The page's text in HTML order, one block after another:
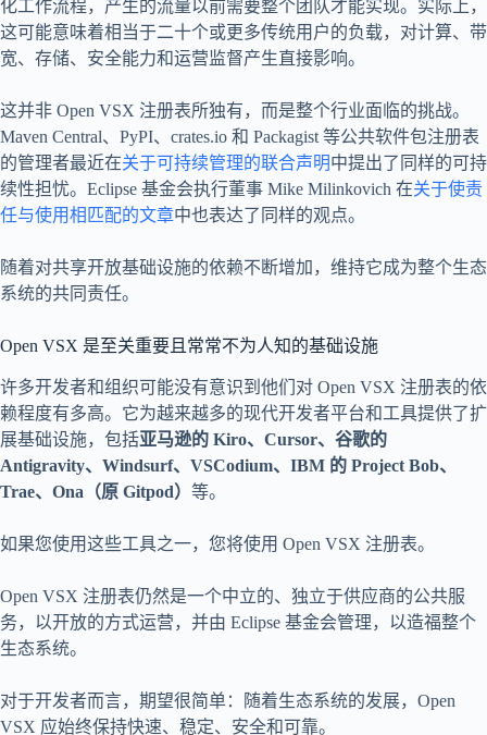
化工作流程，产生的流量以前需要整个团队才能实现。实际上，
这可能意味着相当于二十个或更多传统用户的负载，对计算、带
宽、存储、安全能力和运营监督产生直接影响。
这并非 Open VSX 注册表所独有，而是整个行业面临的挑战。
Maven Central、PyPI、crates.io 和 Packagist 等公共软件包注册表
的管理者最近在关于可持续管理的联合声明中提出了同样的可持
续性担忧。Eclipse 基金会执行董事 Mike Milinkovich 在关于使责
任与使用相匹配的文章中也表达了同样的观点。
随着对共享开放基础设施的依赖不断增加，维持它成为整个生态
系统的共同责任。
Open VSX 是至关重要且常常不为人知的基础设施
许多开发者和组织可能没有意识到他们对 Open VSX 注册表的依
赖程度有多高。它为越来越多的现代开发者平台和工具提供了扩
展基础设施，包括亚马逊的 Kiro、Cursor、谷歌的
Antigravity、Windsurf、VSCodium、IBM 的 Project Bob、
Trae、Ona（原 Gitpod） 等。
如果您使用这些工具之一，您将使用 Open VSX 注册表。
Open VSX 注册表仍然是一个中立的、独立于供应商的公共服
务，以开放的方式运营，并由 Eclipse 基金会管理，以造福整个
生态系统。
对于开发者而言，期望很简单：随着生态系统的发展，Open
VSX 应始终保持快速、稳定、安全和可靠。